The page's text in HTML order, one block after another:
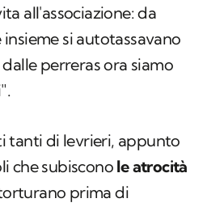
all'associazione: da
si autotassavano
dalle perreras ora siamo
tanti di levrieri, appunto
che subiscono le atrocità
prima di